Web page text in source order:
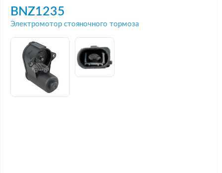
BNZ1235
Электромотор стояночного тормоза